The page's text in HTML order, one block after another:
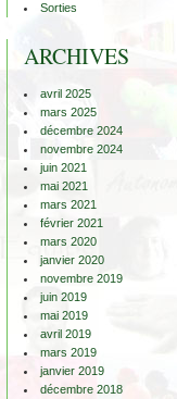
Sorties
ARCHIVES
avril 2025
mars 2025
décembre 2024
novembre 2024
juin 2021
mai 2021
mars 2021
février 2021
mars 2020
janvier 2020
novembre 2019
juin 2019
mai 2019
avril 2019
mars 2019
janvier 2019
décembre 2018